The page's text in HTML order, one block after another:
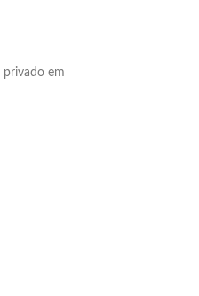
privado em